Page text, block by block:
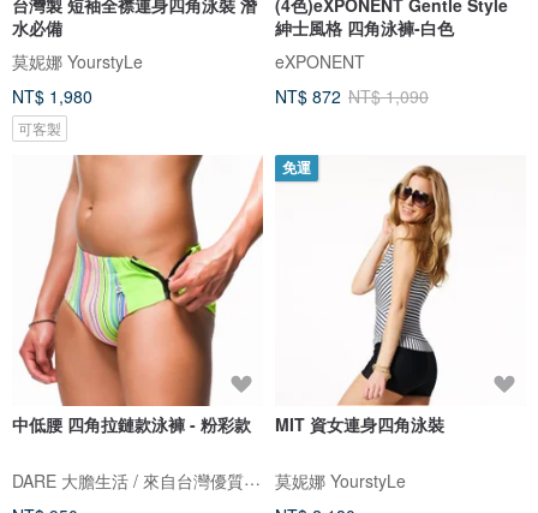
台灣製 短袖全襟連身四角泳裝 潛
水必備
莫妮娜 YourstyLe
NT$ 1,980
可客製
(4色)eXPONENT Gentle Style
紳士風格 四角泳褲-白色
eXPONENT
NT$ 872 NT$ 1,090
中低腰 四角拉鏈款泳褲 - 粉彩款
DARE 大膽生活 / 來自台灣優質男性內著
免運
MIT 資女連身四角泳裝
莫妮娜 YourstyLe